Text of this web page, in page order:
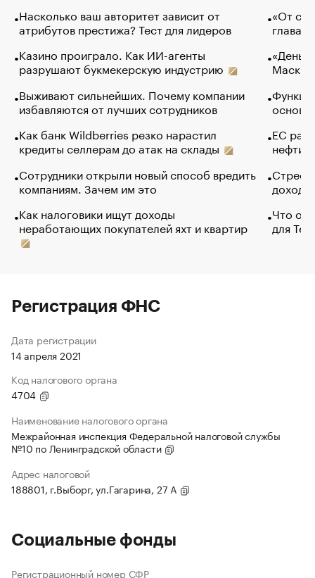
Насколько ваш авторитет зависит от
атрибутов престижа? Тест для лидеров
Казино проиграло. Как ИИ-агенты
разрушают букмекерскую индустрию
Выживают сильнейших. Почему компании
избавляются от лучших сотрудников
Как банк Wildberries резко нарастил
кредиты селлерам до атак на склады
Сотрудники открыли новый способ вредить
компаниям. Зачем им это
Как налоговики ищут доходы
неработающих покупателей яхт и квартир
«От
глава
Маск в
основ
ЕС
нефти
Что
для
Регистрация ФНС
Дата регистрации
14 апреля 2021
Код налогового органа
4704
Наименование налогового органа
Межрайонная инспекция Федеральной налоговой службы
№10 по Ленинградской области
Адрес налоговой
188801, г.Выборг, ул.Гагарина, 27 А
Социальные фонды
Регистрационный номер СФР